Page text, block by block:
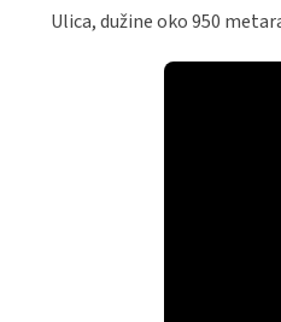
Ulica, dužine oko 950